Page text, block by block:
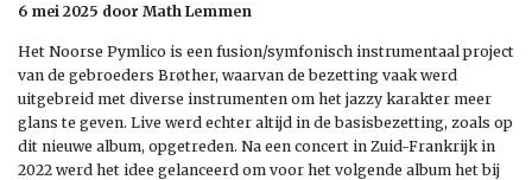
6 mei 2025 door Math Lemmen
Het Noorse Pymlico is een fusion/symfonisch instrumentaal project
van de gebroeders Brøther, waarvan de bezetting vaak werd
uitgebreid met diverse instrumenten om het jazzy karakter meer
glans te geven. Live werd echter altijd in de basisbezetting, zoals op
dit nieuwe album, opgetreden. Na een concert in Zuid-Frankrijk in
2022 werd het idee gelanceerd om voor het volgende album het bij